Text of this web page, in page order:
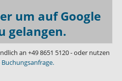
um auf Google
gelangen.
an +49 8651 5120- oder nutzen
Buchungsanfrage.